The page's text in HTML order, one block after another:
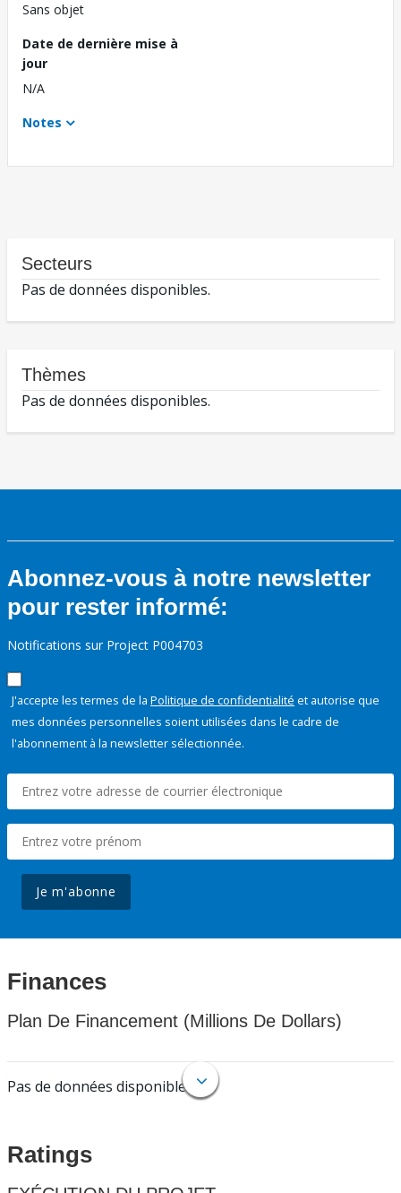
Sans objet
Date de dernière mise à
jour
N/A
Notes
Secteurs
Pas de données disponibles.
Thèmes
Pas de données disponibles.
Abonnez-vous à notre newsletter
pour rester informé:
Notifications sur Project P004703
J'accepte les termes de la Politique de confidentialité et autorise que
mes données personnelles soient utilisées dans le cadre de
l'abonnement à la newsletter sélectionnée.
Je m'abonne
Finances
Plan De Financement (Millions De Dollars)
Pas de données disponibles.
Ratings